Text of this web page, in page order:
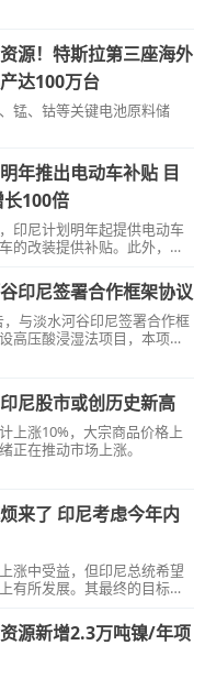
源！特斯拉第三座海外
达100万台
锰、钴等关键电池原料储
年推出电动车补贴 目
100倍
印尼计划明年起提供电动车
的改装提供补贴。此外，印
印尼签署合作框架协议
与淡水河谷印尼签署合作框
高压酸浸湿法项目，本项目
尼股市或创历史新高
上涨10%，大宗商品价格上
正在推动市场上涨。
来了 印尼考虑今年内
涨中受益，但印尼总统希望
有所发展。其最终的目标是
源新增2.3万吨镍/年项